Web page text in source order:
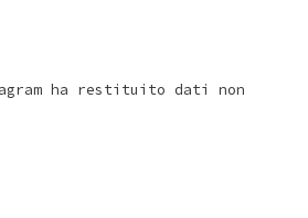
ha restituito dati non